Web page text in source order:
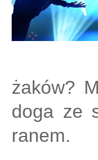
żaków?
doga ze
ranem.